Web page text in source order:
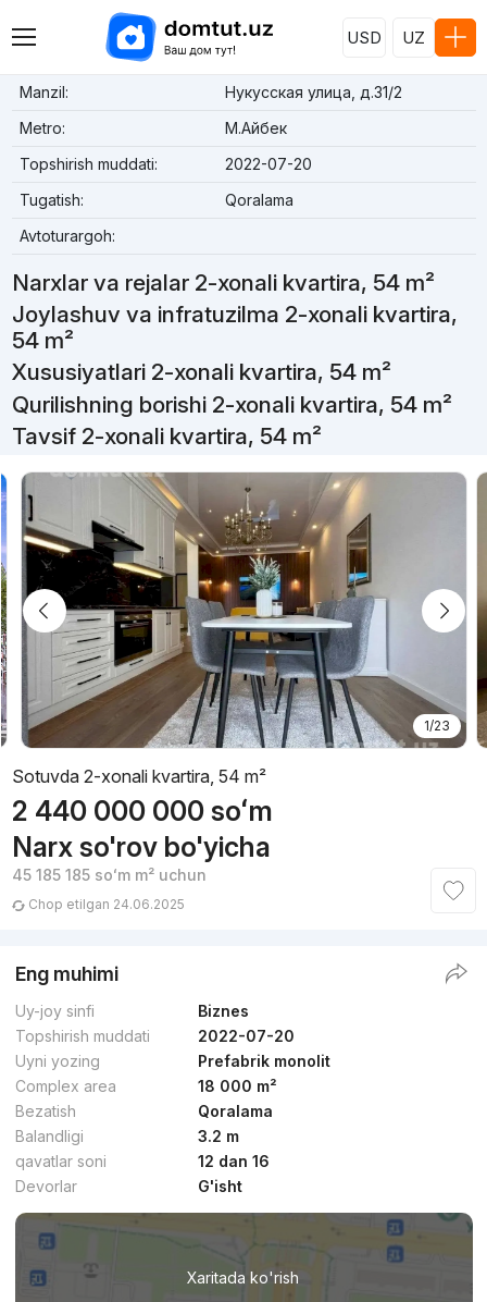
USD UZ
Manzil:
Нукусская улица, д.31/2
Metro:
М.Айбек
Topshirish muddati:
2022-07-20
Tugatish:
Qoralama
Avtoturargoh:
Narxlar va rejalar 2-xonali kvartira, 54 m²
Joylashuv va infratuzilma 2-xonali kvartira,
54 m²
Xususiyatlari 2-xonali kvartira, 54 m²
Qurilishning borishi 2-xonali kvartira, 54 m²
Tavsif 2-xonali kvartira, 54 m²
1/23
Sotuvda 2-xonali kvartira, 54 m²
2 440 000 000 soʻm
Narx so'rov bo'yicha
45 185 185 soʻmm² uchun
Chop etilgan 24.06.2025
Eng muhimi
Uy-joy sinfi
Biznes
Topshirish muddati
2022-07-20
Uyni yozing
Prefabrik monolit
Complex area
18 000 m²
Bezatish
Qoralama
Balandligi
3.2 m
qavatlar soni
12 dan 16
Devorlar
G'isht
Xaritada ko'rish